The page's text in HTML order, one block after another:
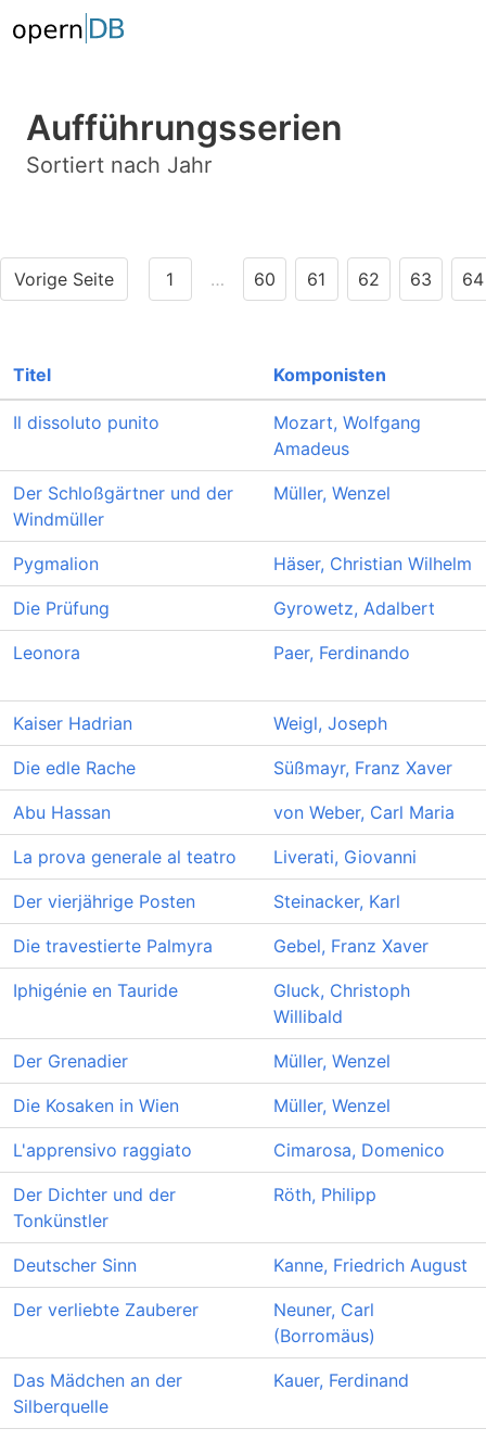
Aufführungsserien
Sortiert nach Jahr
Vorige Seite 1 … 60 61 62 63 64
Titel Komponisten
Il dissoluto punito
Mozart, Wolfgang
Amadeus
Der Schloßgärtner und der
Windmüller
Müller, Wenzel
Pygmalion Häser, Christian Wilhelm
Die Prüfung Gyrowetz, Adalbert
Leonora Paer, Ferdinando
Kaiser Hadrian Weigl, Joseph
Die edle Rache Süßmayr, Franz Xaver
Abu Hassan von Weber, Carl Maria
La prova generale al teatro Liverati, Giovanni
Der vierjährige Posten Steinacker, Karl
Die travestierte Palmyra Gebel, Franz Xaver
Iphigénie en Tauride
Gluck, Christoph
Willibald
Der Grenadier Müller, Wenzel
Die Kosaken in Wien Müller, Wenzel
L'apprensivo raggiato Cimarosa, Domenico
Der Dichter und der
Tonkünstler
Röth, Philipp
Deutscher Sinn Kanne, Friedrich August
Der verliebte Zauberer
Neuner, Carl
(Borromäus)
Das Mädchen an der
Silberquelle
Kauer, Ferdinand